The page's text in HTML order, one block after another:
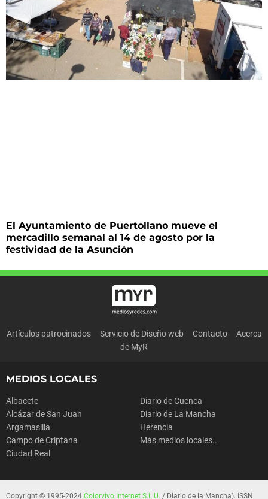
El Ayuntamiento de Puertollano mueve el
mercadillo semanal al 14 de agosto por la
festividad de la Asunción
Artículos patrocinados Servicio de Diseño web Contacto
Acerca
de MyR
MEDIOS LOCALES
Albacete
Alcázar de San Juan
Argamasilla
Campo de Criptana
Ciudad Real
Diario de Cuenca
Diario de La Mancha
Herencia
Más medios locales...
Copyright © 1995-2024 Colorvivo Internet S.L.U. / Diario de la Mancha). ISSN